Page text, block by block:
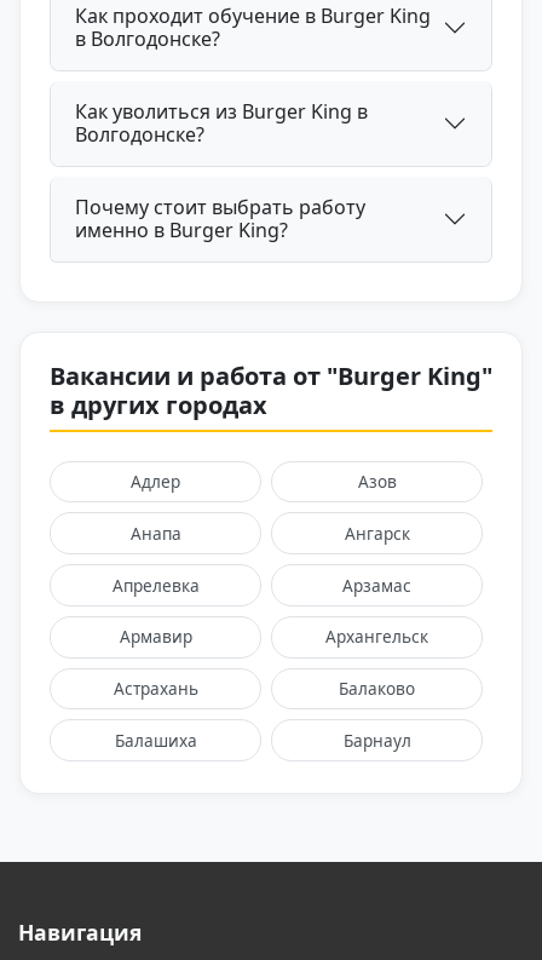
Как проходит обучение в Burger King
в Волгодонске?
Как уволиться из Burger King в
Волгодонске?
Почему стоит выбрать работу
именно в Burger King?
Вакансии и работа от "Burger King"
в других городах
Адлер Азов
Анапа Ангарск
Апрелевка Арзамас
Армавир Архангельск
Астрахань Балаково
Балашиха Барнаул
Видное
Навигация